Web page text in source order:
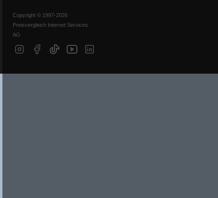
Copyright © 1997-2026
Preisvergleich Internet Services
AG